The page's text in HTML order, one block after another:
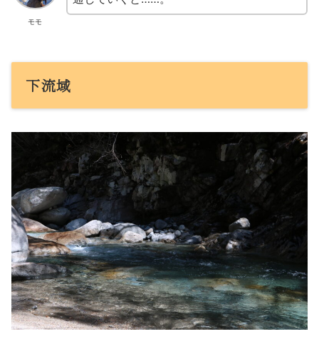
モモ
下流域